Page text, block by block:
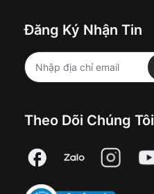
Đăng Ký Nhận Tin
Theo Dõi Chúng Tôi